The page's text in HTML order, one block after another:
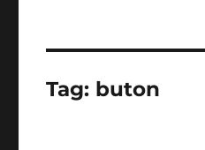
Tag: buton